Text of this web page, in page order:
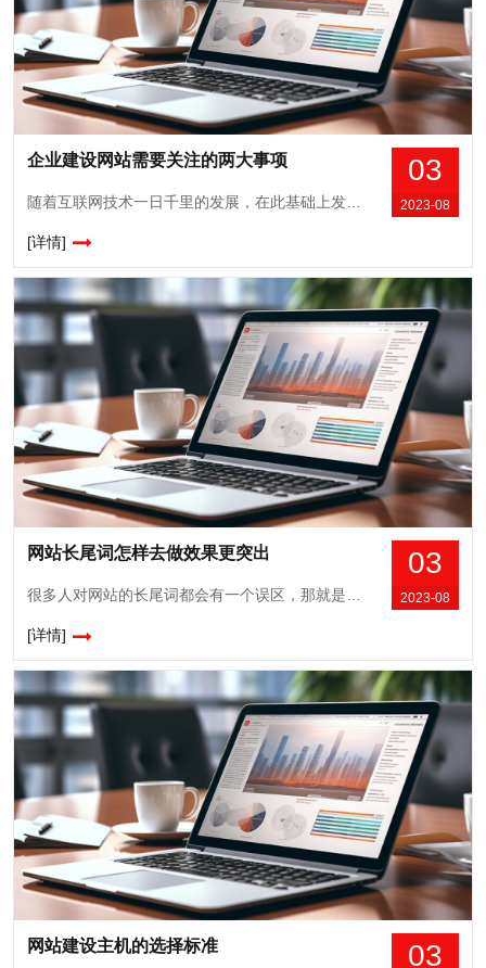
03
2023-08
企业建设网站需要关注的两大事项
[详情]
03
2023-08
网站长尾词怎样去做效果更突出
很多人对网站的长尾词都会有一个误区，那就是一个网站的长尾词一定要跟这个网站的核心关键词有关，是核心关键词衍生出来的词，这才能被叫做长尾词。其实并不是这样的，只要是跟网站的关键词有相关性的词，都可以被称之为长尾词，因此才会有网站长尾词的广泛性。之前我们有谈到过，添加长尾词的办法就是通过不断的增加内容来实现，这种方法长时间...
[详情]
03
网站建设主机的选择标准